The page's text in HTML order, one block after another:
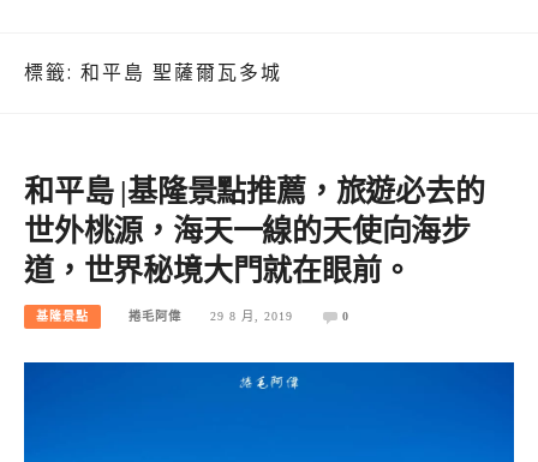
標籤: 和平島 聖薩爾瓦多城
和平島 |基隆景點推薦，旅遊必去的
世外桃源，海天一線的天使向海步
道，世界秘境大門就在眼前。
基隆景點 捲毛阿偉 29 8 月, 2019 0